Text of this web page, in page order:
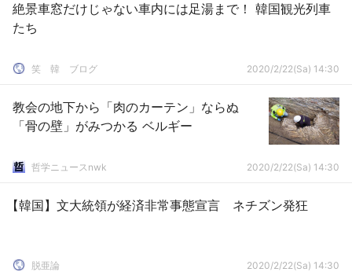
絶景車窓だけじゃない車内には足湯まで！ 韓国観光列車
たち
笑 韓 ブログ 2020/2/22(Sa) 14:30
教会の地下から「肉のカーテン」ならぬ
「骨の壁」がみつかる ベルギー
哲学ニュースnwk 2020/2/22(Sa) 14:30
【韓国】文大統領が経済非常事態宣言 ネチズン発狂
脱亜論 2020/2/22(Sa) 14:30